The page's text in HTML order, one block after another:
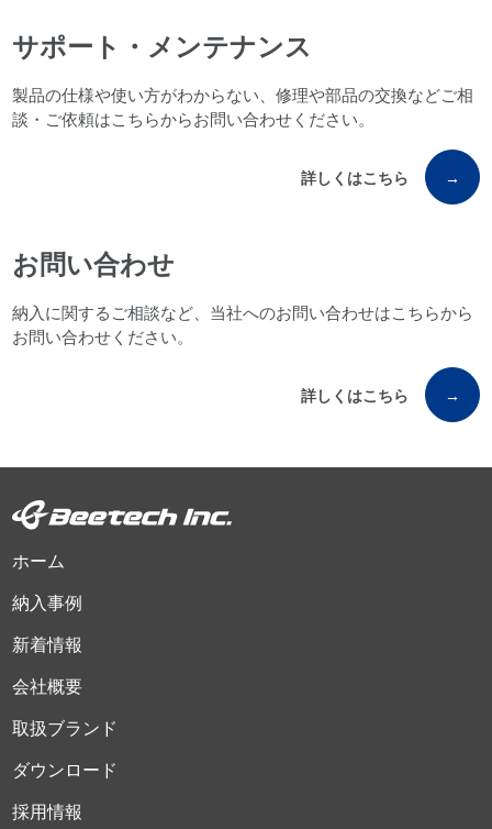
サポート・メンテナンス
製品の仕様や使い方がわからない、修理や部品の交換などご相
談・ご依頼はこちらからお問い合わせください。
詳しくはこちら →
お問い合わせ
納入に関するご相談など、当社へのお問い合わせはこちらから
お問い合わせください。
詳しくはこちら →
ホーム
納入事例
新着情報
会社概要
取扱ブランド
ダウンロード
採用情報